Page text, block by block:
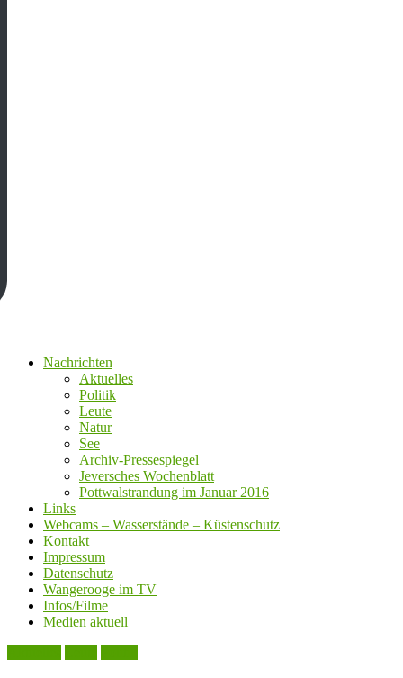
Nachrichten
Aktuelles
Politik
Leute
Natur
See
Archiv-Pressespiegel
Jeversches Wochenblatt
Pottwalstrandung im Januar 2016
Links
Webcams – Wasserstände – Küstenschutz
Kontakt
Impressum
Datenschutz
Wangerooge im TV
Infos/Filme
Medien aktuell